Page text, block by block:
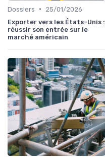
Dossiers •
25/01/2026
Exporter vers les États-Unis :
réussir son entrée sur le
marché américain